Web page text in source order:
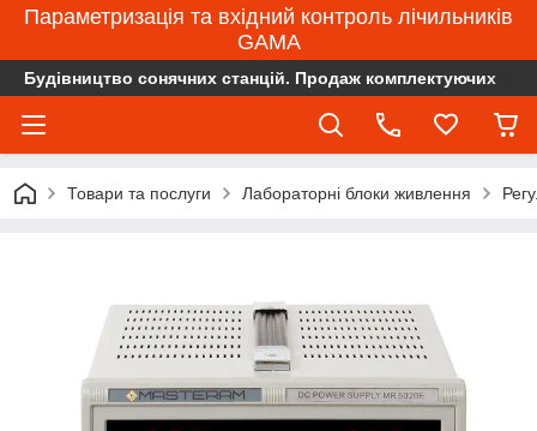
Параметризація та вхідний контроль лічильників
GAMA
Будівництво сонячних станцій. Продаж комплектуючих
Товари та послуги Лабораторні блоки живлення